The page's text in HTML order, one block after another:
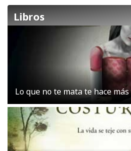
Libros
Lo que no te mata te hace